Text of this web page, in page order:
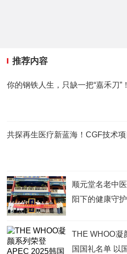
推荐内容
你的钢铁人生，只缺一把“嘉禾刀”！
共探再生医疗新蓝海！CGF技术
顺元堂名老中
阳下的健康守护
THE WHOO凝
国国礼名单 以